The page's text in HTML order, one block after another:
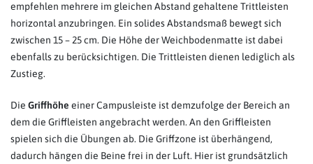
empfehlen mehrere im gleichen Abstand gehaltene Trittleisten
horizontal anzubringen. Ein solides Abstandsmaß bewegt sich
zwischen 15 – 25 cm. Die Höhe der Weichbodenmatte ist dabei
ebenfalls zu berücksichtigen. Die Trittleisten dienen lediglich als
Zustieg.
Die Griffhöhe einer Campusleiste ist demzufolge der Bereich an
dem die Griffleisten angebracht werden. An den Griffleisten
spielen sich die Übungen ab. Die Griffzone ist überhängend,
dadurch hängen die Beine frei in der Luft. Hier ist grundsätzlich